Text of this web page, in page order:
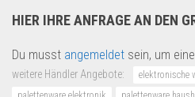
HIER IHRE ANFRAGE AN DEN
Du musst angemeldet sein, um
weitere Händler Angebote: elektronische